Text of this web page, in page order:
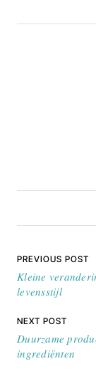
Bericht
PREVIOUS POST
Kleine
levensstijl
NEXT POST
Duurzame
ingrediënten